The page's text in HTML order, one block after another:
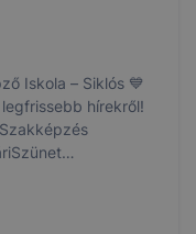
Iskola – Siklós 💙
hírekről!